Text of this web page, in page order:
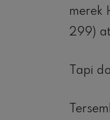
merek
299)
Tapi